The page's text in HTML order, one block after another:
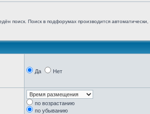
поиск. Поиск в подфорумах производится автоматически,
Да Нет
по возрастанию
по убыванию